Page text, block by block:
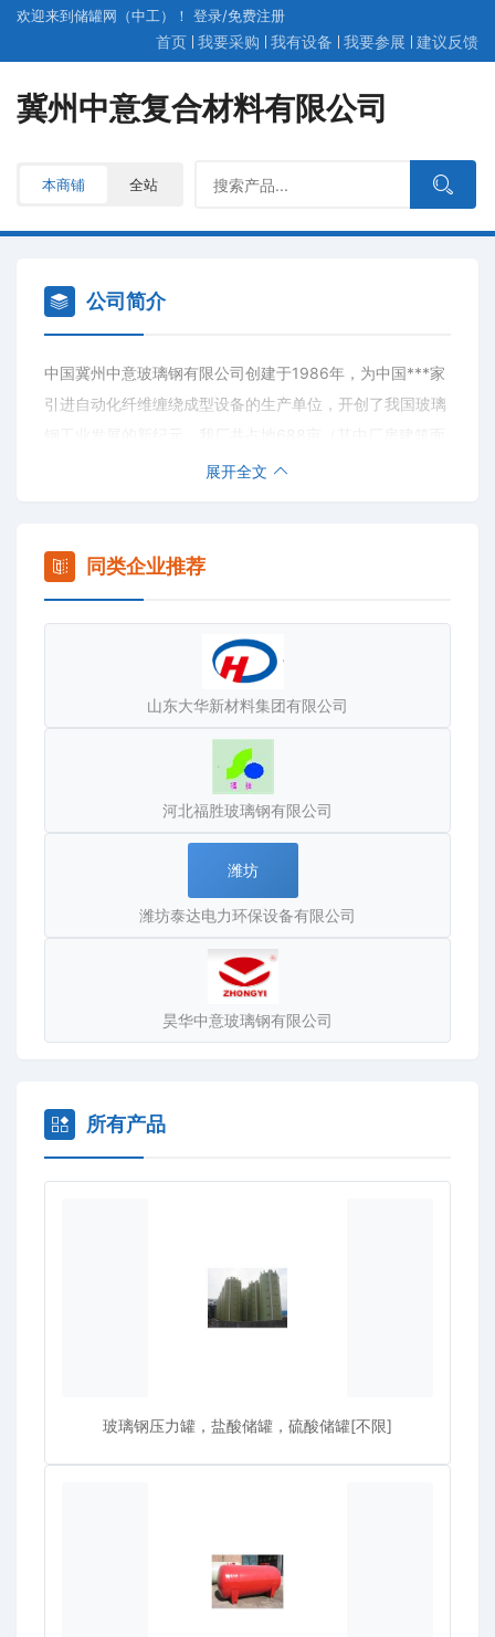
欢迎来到储罐网（中工）！ 登录/免费注册
首页 我要采购 我有设备 我要参展 建议反馈
冀州中意复合材料有限公司
本商铺 全站
公司简介
中国冀州中意玻璃钢有限公司创建于1986年，为中国***家
引进自动化纤维缠绕成型设备的生产单位，开创了我国玻璃
积38000平方米），总资产已达6.7亿元人民币。现有员工
为董事会和监事会下的总经理负责制，下设六部一中心，分
和财管中心，由其直接管理各分公司、计划处、设计所、质
检中心、技术开发处、国内业务处和国际业务处。企业拥有
FW－4000型工艺管道缠绕机生产线4条和微机控制全自动
夹砂管道缠绕生产线13条，以及拉挤、格栅生产线11条，年
产FRP管道50000吨，拉挤、格栅制品3000吨，产值可达6
亿元,是目前国内规模***大、技术***先进、生产能力***强
的专业玻璃钢系列产品生产企业。主要设备全部从意大利引
进，可生产DN4000mm以内系列管道和Φ15000mm以内
的系列容器、塔器、压力容器以及玻璃钢型材、格栅及光缆
抗拉芯等，所生产的产品具有耐压好、强度高、刚度大、重
量轻、寿命长、耐腐蚀、无毒无味、内表面光洁等特点广泛
应用于化工、轻工、制药、冶金、酿造、电化给排水、石
油、钢铁、印染、运输储存、食品酿造、发酵、水处理以及
海水淡化等领域。20多年来，我公司产品在国内市场深受欢
展开全文
同类企业推荐
山东大华新材料集团有限公司
河北福胜玻璃钢有限公司
潍坊
潍坊泰达电力环保设备有限公司
昊华中意玻璃钢有限公司
所有产品
玻璃钢压力罐，盐酸储罐，硫酸储罐[不限]